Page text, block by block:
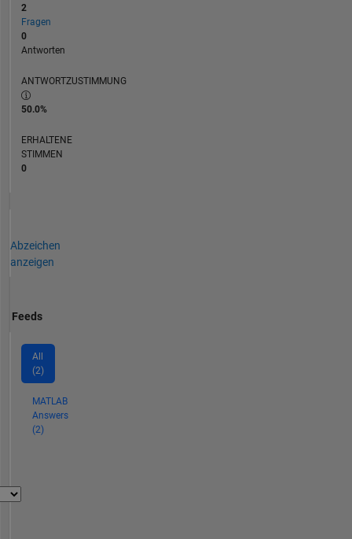
2
Fragen
0
Antworten
ANTWORTZUSTIMMUNG
50.0%
ERHALTENE
STIMMEN
0
Abzeichen
anzeigen
Feeds
All
(2)
MATLAB
Answers
(2)